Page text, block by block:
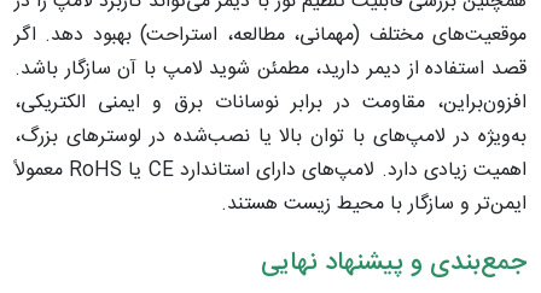
موقعیت‌های مختلف (مهمانی، مطالعه، استراحت) بهبود دهد. اگر
قصد استفاده از دیمر دارید، مطمئن شوید لامپ با آن سازگار باشد.
افزون‌براین، مقاومت در برابر نوسانات برق و ایمنی الکتریکی،
به‌ویژه در لامپ‌های با توان بالا یا نصب‌شده در لوسترهای بزرگ،
اهمیت زیادی دارد. لامپ‌های دارای استاندارد CE یا RoHS معمولاً
ایمن‌تر و سازگار با محیط زیست هستند.
جمع‌بندی و پیشنهاد نهایی